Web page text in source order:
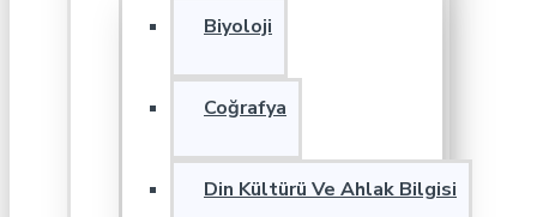
Biyoloji
Coğrafya
Din Kültürü Ve Ahlak Bilgisi